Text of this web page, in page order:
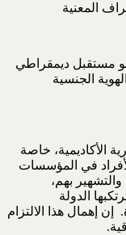
مستقبل ديمقراطي
الجنسية
الأكاديمية، خاصة
في المؤسسات
والتشهير بهم،
الدولة
إهمال هذا الالتزام